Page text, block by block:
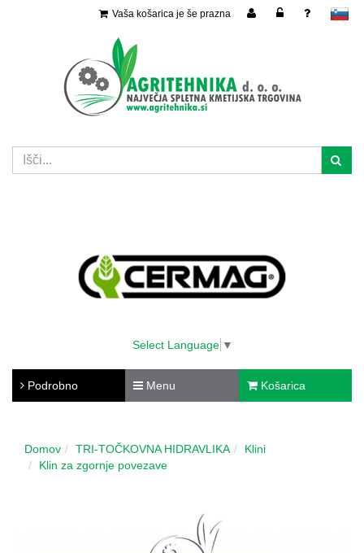
slovensko
Vaša košarica je še prazna
Select Language ▼
Podrobno Menu Košarica
Domov TRI-TOČKOVNA HIDRAVLIKA
Klini
Klin za zgornje povezave